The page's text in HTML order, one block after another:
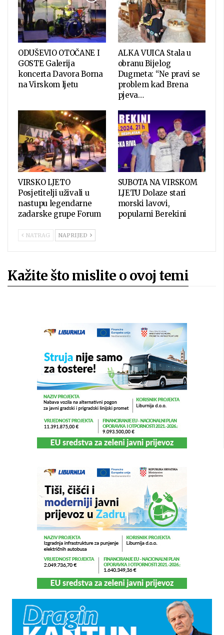
ODUŠEVIO OTOČANE I
GOSTE Galerija
koncerta Davora Borna
na Virskom ljetu
ALKA VUICA Stala u
obranu Bijelog
Dugmeta: “Ne pravi se
problem kad Brena
pjeva…
VIRSKO LJETO
Posjetitelji uživali u
nastupu legendarne
zadarske grupe Forum
SUBOTA NA VIRSKOM
LJETU Dolaze stari
morski lavovi,
popularni Berekini
NATRAG NAPRIJED
Kažite što mislite o ovoj temi